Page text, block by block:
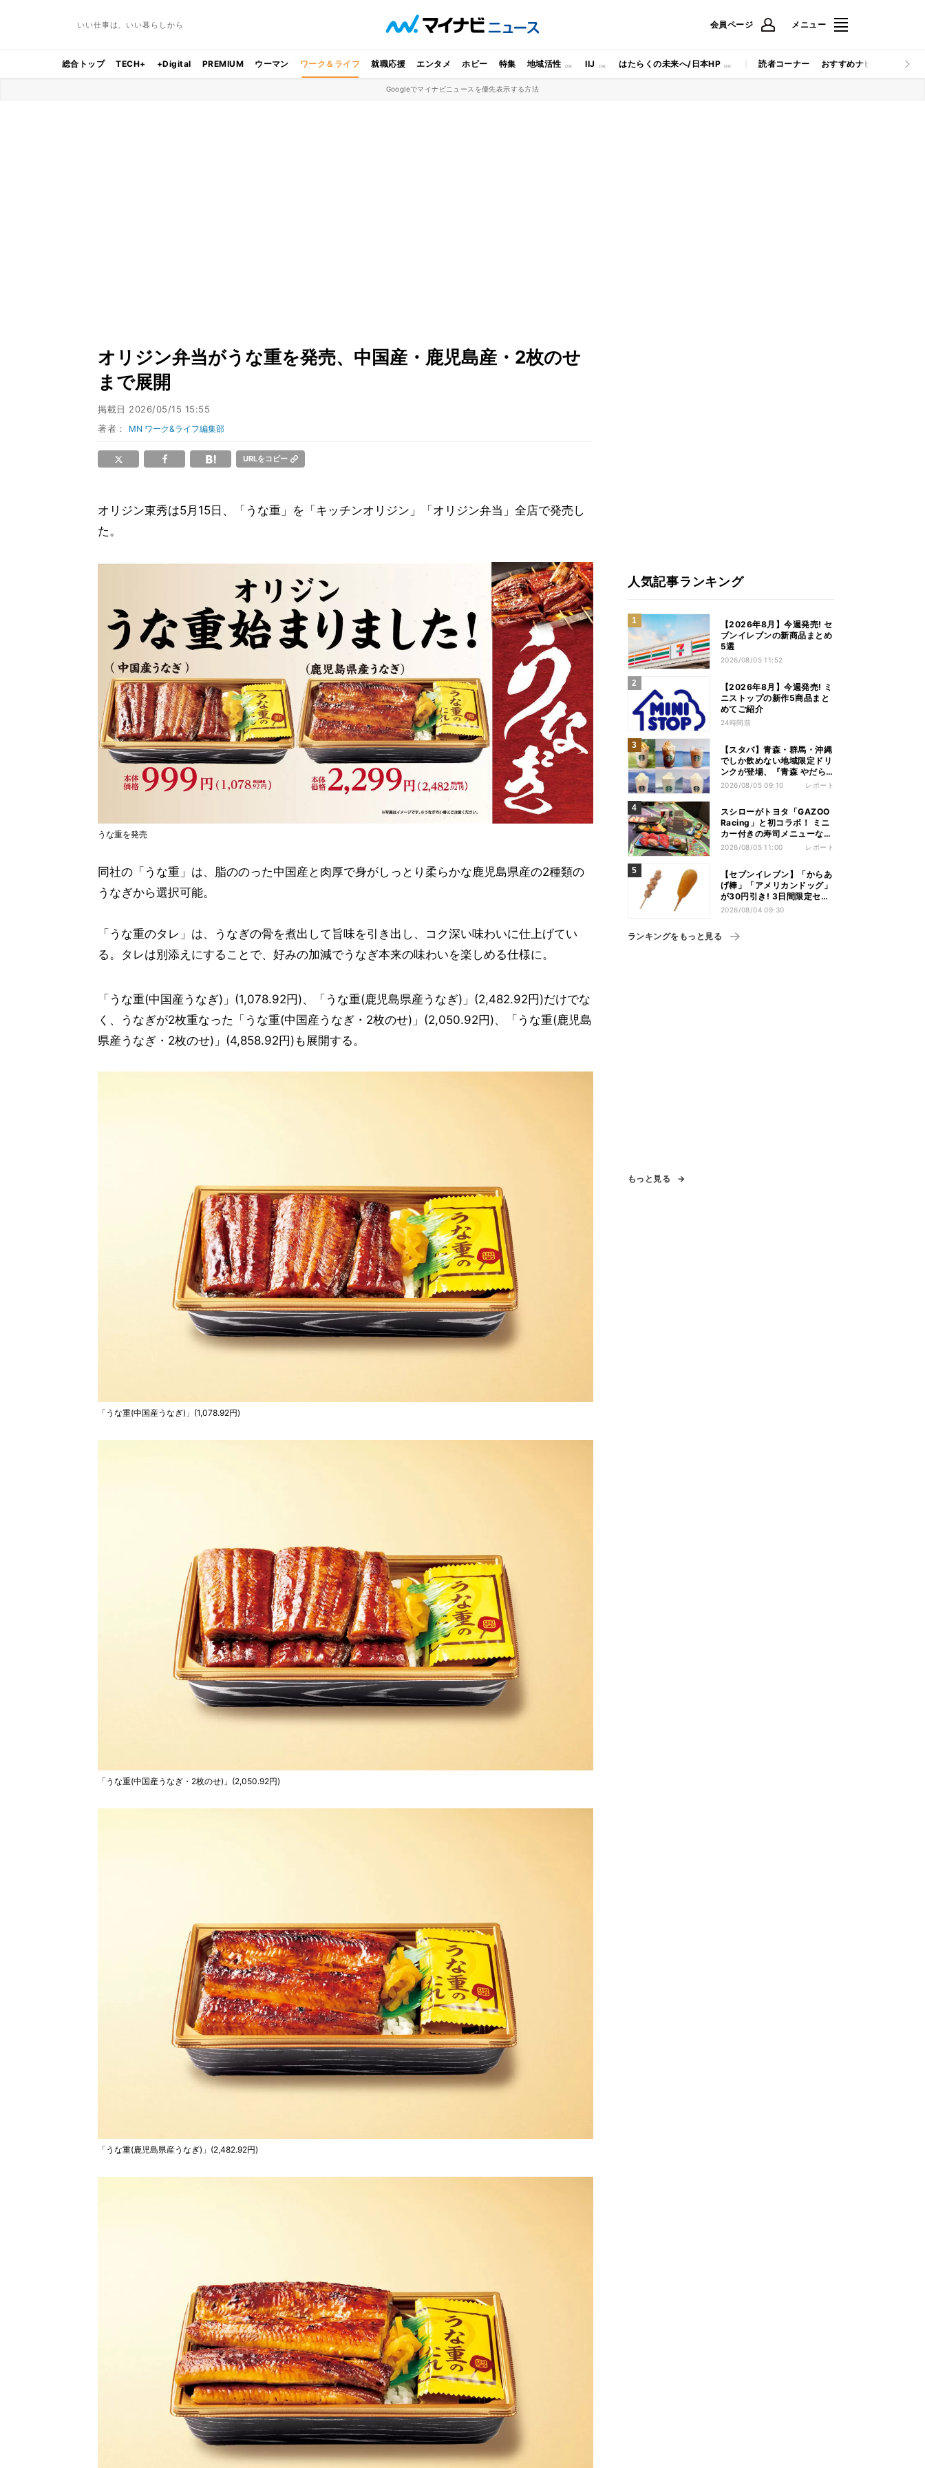
いい仕事は、いい暮らしから 会員ページ メニュー
総合トップ TECH+ +Digital PREMIUM ウーマン ワーク＆ライフ 就職応援 エンタメ ホビー 特集 地域活性 IIJ はたらくの未来へ/日本HP 読者コーナー おすすめナビ マイナビ
Googleでマイナビニュースを優先表示する方法
オリジン弁当がうな重を発売、中国産・鹿児島産・2枚のせ
まで展開
掲載日 2026/05/15 15:55
著者： MN ワーク&ライフ編集部
URLをコピー
オリジン東秀は5月15日、「うな重」を「キッチンオリジン」「オリジン弁当」全店で発売し
た。
うな重を発売
同社の「うな重」は、脂ののった中国産と肉厚で身がしっとり柔らかな鹿児島県産の2種類の
うなぎから選択可能。
「うな重のタレ」は、うなぎの骨を煮出して旨味を引き出し、コク深い味わいに仕上げてい
る。タレは別添えにすることで、好みの加減でうなぎ本来の味わいを楽しめる仕様に。
「うな重(中国産うなぎ)」(1,078.92円)、「うな重(鹿児島県産うなぎ)」(2,482.92円)だけでな
く、うなぎが2枚重なった「うな重(中国産うなぎ・2枚のせ)」(2,050.92円)、「うな重(鹿児島
県産うなぎ・2枚のせ)」(4,858.92円)も展開する。
「うな重(中国産うなぎ)」(1,078.92円)
「うな重(中国産うなぎ・2枚のせ)」(2,050.92円)
「うな重(鹿児島県産うなぎ)」(2,482.92円)
人気記事ランキング
【2026年8月】今週発売! セ
ブンイレブンの新商品まとめ
5選
2026/08/05 11:52
【2026年8月】今週発売! ミ
ニストップの新作5商品まと
めてご紹介
24時間前
【スタバ】青森・群馬・沖縄
でしか飲めない地域限定ドリ
ンクが登場、『青森 やだら
めぇりんご アーモンドミル
2026/08/05 09:10 レポート
スシローがトヨタ「GAZOO
Racing」と初コラボ！ ミニ
カー付きの寿司メニューなど
注目のコンテンツは？
2026/08/05 11:00 レポート
【セブンイレブン】「からあ
げ棒」「アメリカンドッグ」
が30円引き! 3日間限定セー
ル開催!
2026/08/04 09:30
ランキングをもっと見る
もっと見る